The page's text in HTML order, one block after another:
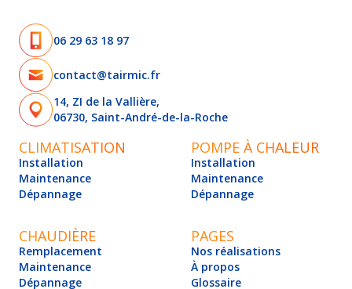
06 29 63 18 97
contact@tairmic.fr
14, ZI de la Vallière,
06730, Saint-André-de-la-Roche
CLIMATISATION
Installation
Maintenance
Dépannage
POMPE À CHALEUR
Installation
Maintenance
Dépannage
CHAUDIÈRE
Remplacement
Maintenance
Dépannage
PAGES
Nos réalisations
À propos
Glossaire